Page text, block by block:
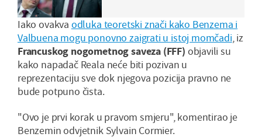
Iako ovakva odluka teoretski znači kako Benzema i
Valbuena mogu ponovno zaigrati u istoj momčadi, iz
Francuskog nogometnog saveza (FFF) objavili su
kako napadač Reala neće biti pozivan u
reprezentaciju sve dok njegova pozicija pravno ne
bude potpuno čista.
"Ovo je prvi korak u pravom smjeru", komentirao je
Benzemin odvjetnik Sylvain Cormier.